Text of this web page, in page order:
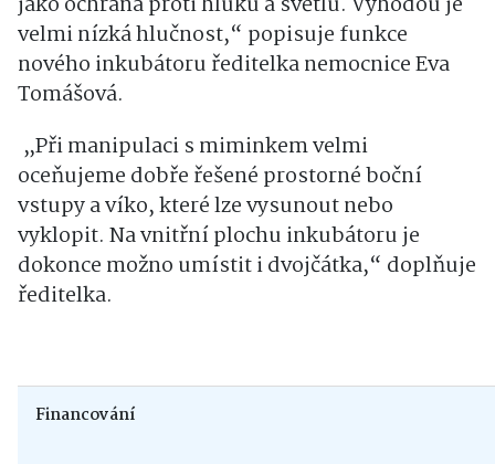
velmi nízká hlučnost,“ popisuje funkce
nového inkubátoru ředitelka nemocnice Eva
Tomášová.
„Při manipulaci s miminkem velmi
oceňujeme dobře řešené prostorné boční
vstupy a víko, které lze vysunout nebo
vyklopit. Na vnitřní plochu inkubátoru je
dokonce možno umístit i dvojčátka,“ doplňuje
ředitelka.
Financování